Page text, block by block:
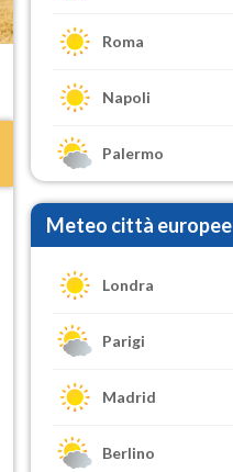
Roma
Napoli
Palermo
Meteo città europee
Londra
Parigi
Madrid
Berlino